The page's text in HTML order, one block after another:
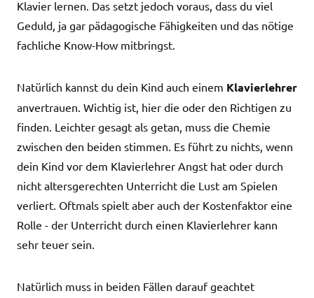
Klavier lernen. Das setzt jedoch voraus, dass du viel
Geduld, ja gar pädagogische Fähigkeiten und das nötige
fachliche Know-How mitbringst.
Natürlich kannst du dein Kind auch einem Klavierlehrer
anvertrauen. Wichtig ist, hier die oder den Richtigen zu
finden. Leichter gesagt als getan, muss die Chemie
zwischen den beiden stimmen. Es führt zu nichts, wenn
dein Kind vor dem Klavierlehrer Angst hat oder durch
nicht altersgerechten Unterricht die Lust am Spielen
verliert. Oftmals spielt aber auch der Kostenfaktor eine
Rolle - der Unterricht durch einen Klavierlehrer kann
sehr teuer sein.
Natürlich muss in beiden Fällen darauf geachtet